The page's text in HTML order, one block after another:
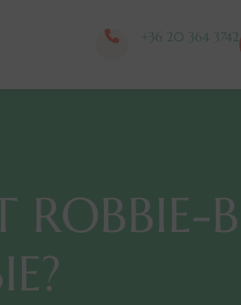
+36 20 364 3742
ROBBIE-B
IE?